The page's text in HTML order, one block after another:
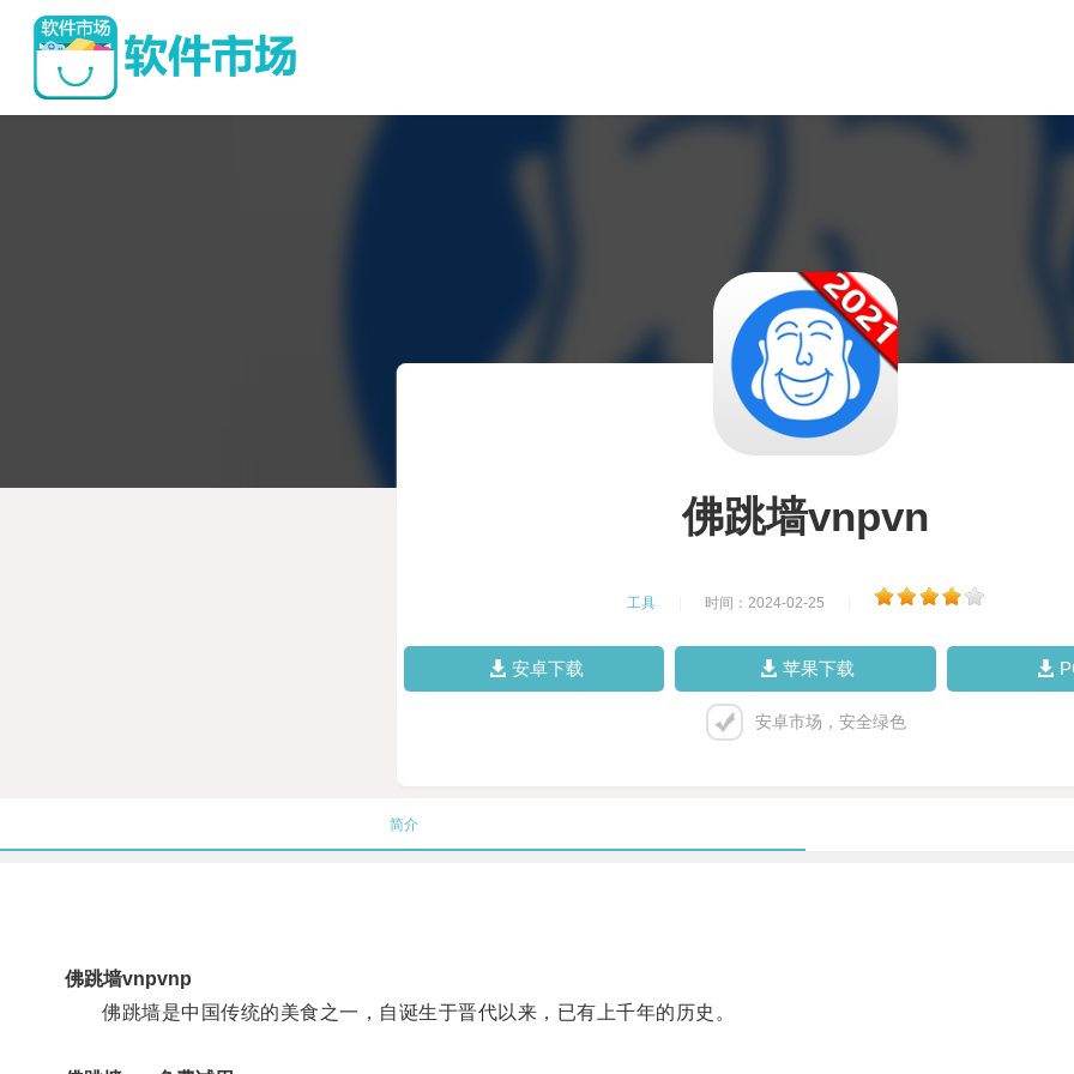
佛跳墙vnpvn
工具 时间：2024-02-25
安卓下载 苹果下载
安卓市场，安全绿色
简介
佛跳墙vnpvnp
佛跳墙是中国传统的美食之一，自诞生于晋代以来，已有上千年的历史。